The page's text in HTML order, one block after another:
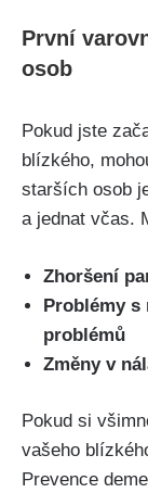
První
osob
Pokud jste
blízkého,
starších osob
a jednat včas.
Zhoršení
Problémy s
problémů
Změny v
Pokud si
vašeho
Prevence